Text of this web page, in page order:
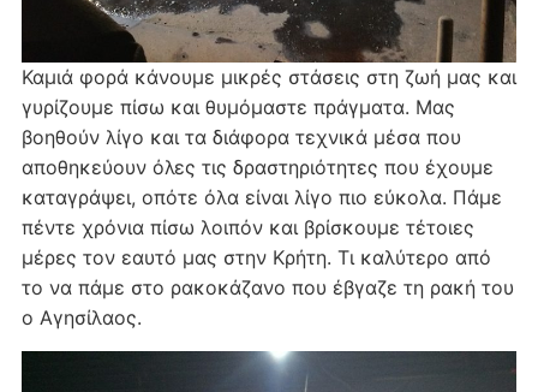
Καμιά φορά κάνουμε μικρές στάσεις στη ζωή μας και
γυρίζουμε πίσω και θυμόμαστε πράγματα. Μας
βοηθούν λίγο και τα διάφορα τεχνικά μέσα που
αποθηκεύουν όλες τις δραστηριότητες που έχουμε
καταγράψει, οπότε όλα είναι λίγο πιο εύκολα. Πάμε
πέντε χρόνια πίσω λοιπόν και βρίσκουμε τέτοιες
μέρες τον εαυτό μας στην Κρήτη. Τι καλύτερο από
το να πάμε στο ρακοκάζανο που έβγαζε τη ρακή του
ο Αγησίλαος.